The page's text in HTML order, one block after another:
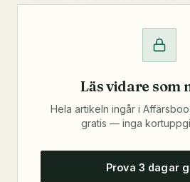
Läs vidare som
Hela artikeln ingår i
gratis — inga
Prova 3 dagar